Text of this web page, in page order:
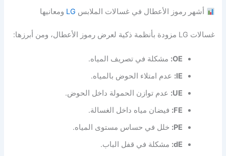
أشهر رموز الأعطال في غسالات الملابس LG ومعانيها
غسالات LG مزودة بأنظمة ذكية لعرض رموز الأعطال، ومن أبرزها:
OE: مشكلة في تصريف المياه.
IE: عدم امتلاء الحوض بالمياه.
UE: عدم توازن الحمولة داخل الحوض.
FE: فيضان مياه داخل الغسالة.
PE: خلل في حساس مستوى المياه.
dE: مشكلة في قفل الباب.